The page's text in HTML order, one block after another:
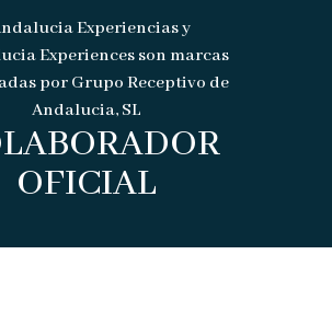
Experiencias y
Experiences son marcas
por Grupo Receptivo de
Andalucia, SL
OFICIAL